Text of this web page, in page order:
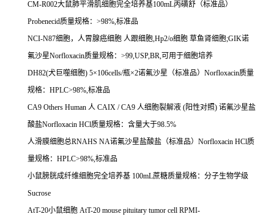
CM-R002大鼠肺平滑肌细胞完全培养基100mL丙磺舒（标准品）
Probenecid质量规格： >98%, 标准品
NCI-N87细胞，人胃腺癌细胞 人跟细胞 ,Hp2/o细胞 草鱼肾细胞;GIK诺
氟沙星Norfloxacin质量规格： >99,USP,BR, 可用于细胞培养
DH82(犬巨噬细胞) 5×106cells/瓶×2诺氟沙星（标准品） Norfloxacin质量
规格： HPLC>98%, 标准品
CA9 Others Human 人 CAIX / CA9 人细胞裂解液 (阳性对照) 诺氟沙星盐
酸盐Norfloxacin HCl质量规格：含量大于98.5%
人滑膜细胞总RNAHS NA诺氟沙星盐酸盐（标准品） Norfloxacin HCl质
量规格： HPLC>98%, 标准品
小鼠膀胱成纤维细胞完全培养基 100mL蔗糖质量规格：分子生物学级
Sucrose
AtT-20小鼠细胞 AtT-20 mouse pituitary tumor cell RPMI-